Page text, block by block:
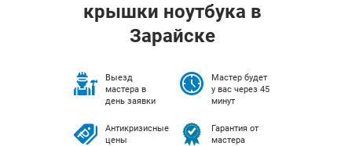
крышки ноутбука в
Зарайске
Выезд
мастера в
день заявки
Мастер будет
у вас через 45
минут
Антикризисные
цены
Гарантия от
мастера